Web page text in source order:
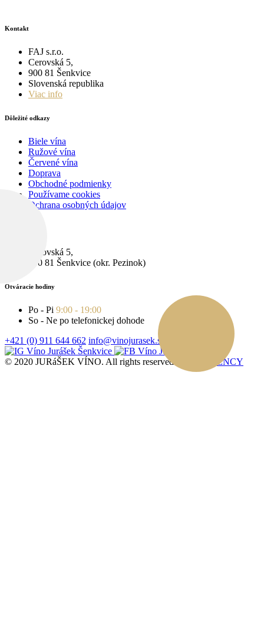
Kontakt
FAJ s.r.o.
Cerovská 5,
900 81 Šenkvice
Slovenská republika
Viac info
Dôležité odkazy
Biele vína
Ružové vína
Červené vína
Doprava
Obchodné podmienky
Používame cookies
Ochrana osobných údajov
Cerovská 5,
900 81 Šenkvice (okr. Pezinok)
Otváracie hodiny
Po - Pi 9:00 - 19:00
So - Ne po telefonickej dohode
+421 (0) 911 644 662 info@vinojurasek.sk
© 2020 JURáŠEK VÍNO. All rights reserved